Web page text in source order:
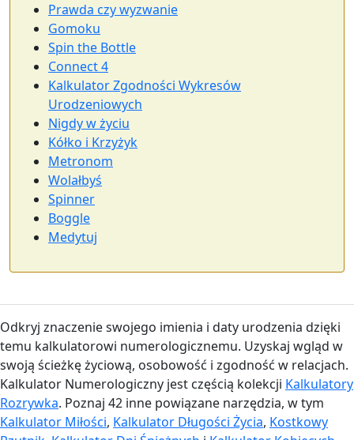
Prawda czy wyzwanie
Gomoku
Spin the Bottle
Connect 4
Kalkulator Zgodności Wykresów
Urodzeniowych
Nigdy w życiu
Kółko i Krzyżyk
Metronom
Wolałbyś
Spinner
Boggle
Medytuj
Odkryj znaczenie swojego imienia i daty urodzenia dzięki
temu kalkulatorowi numerologicznemu. Uzyskaj wgląd w
swoją ścieżkę życiową, osobowość i zgodność w relacjach.
Kalkulator Numerologiczny jest częścią kolekcji Kalkulatory
Rozrywka. Poznaj 42 inne powiązane narzędzia, w tym
Kalkulator Miłości, Kalkulator Długości Życia, Kostkowy